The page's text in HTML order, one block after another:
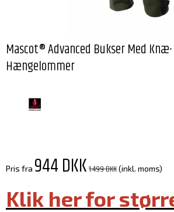
Mascot® Advanced Bukser Med Knæ-
Hængelommer
Pris fra 944 DKK1.499 DKK(inkl. moms)
Klik her for